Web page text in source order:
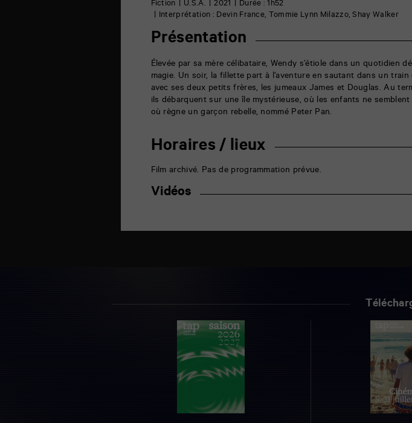
Fiction U.S.A. 2021
Durée : 1h52
Interprétation : Devin France, Tommie Lynn Milazzo, Shay Walker
Présentation
Élevée par sa mère célibataire, Wendy s’étiole dans un quotidien
magie. Un soir, la fillette part à l’aventure en sautant dans un train
avec ses deux petits frères, les jumeaux James et Douglas. Au
ils débarquent sur une île mystérieuse, où les enfants ne
où règne un garçon rebelle, nommé Peter Pan.
Horaires / lieux
Film archivé. Pas de programmation prévue.
Vidéos